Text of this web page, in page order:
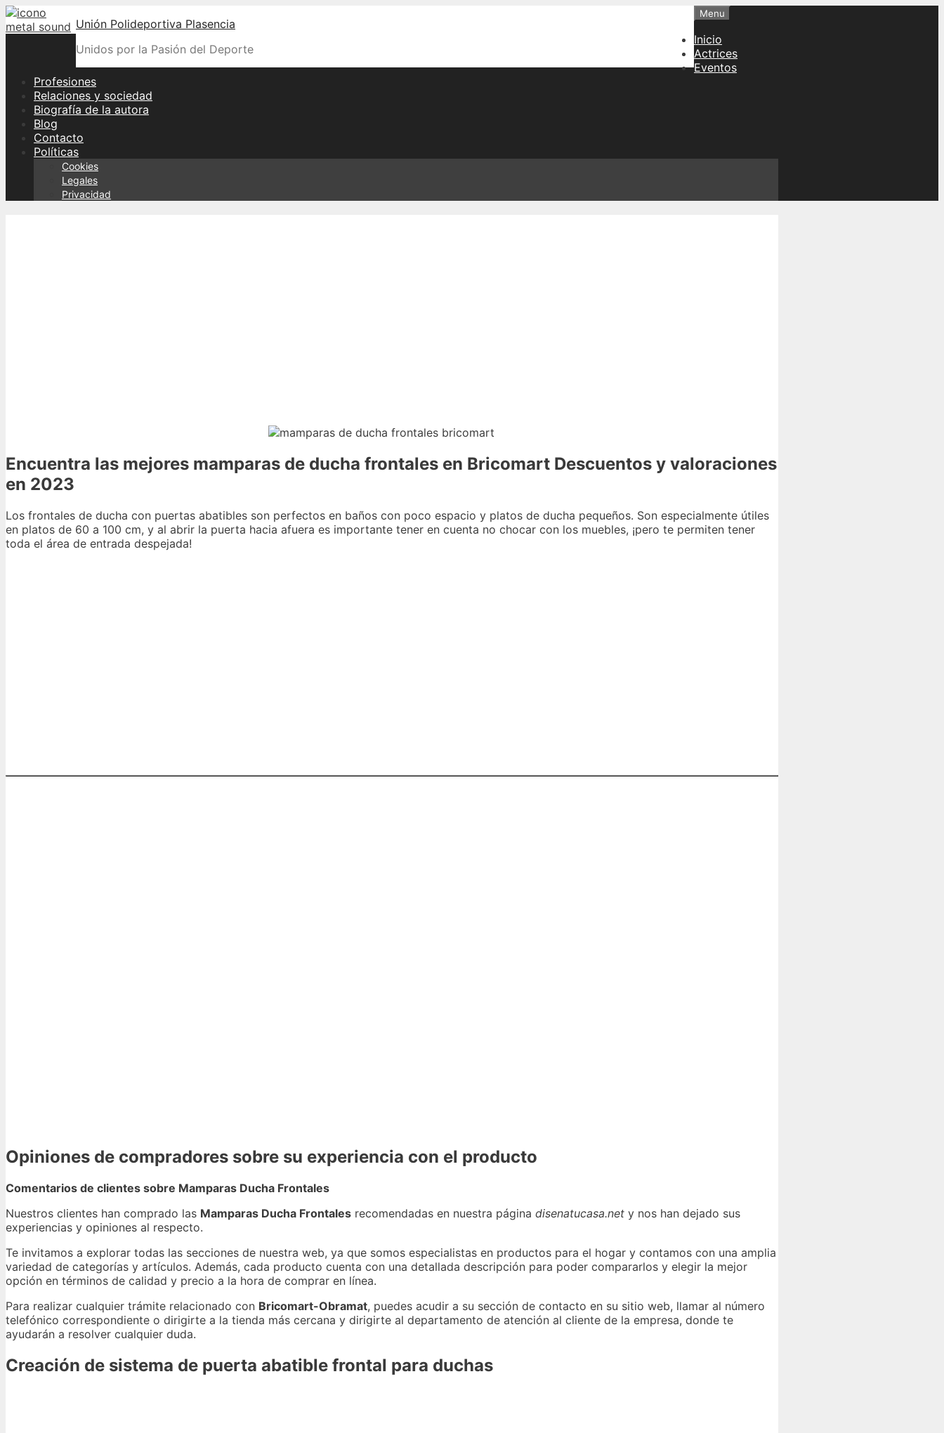
Skip
to
Unión Polideportiva Plasencia
Unidos por la Pasión del Deporte
Menu
Inicio
Actrices
Eventos
Profesiones
Relaciones y sociedad
Biografía de la autora
Blog
Contacto
Políticas
Cookies
Legales
Privacidad
Encuentra las mejores mamparas de ducha frontales en Bricomart Descuentos y valoraciones
en 2023
Los frontales de ducha con puertas abatibles son perfectos en baños con poco espacio y platos de ducha pequeños. Son especialmente útiles
en platos de 60 a 100 cm, y al abrir la puerta hacia afuera es importante tener en cuenta no chocar con los muebles, ¡pero te permiten tener
toda el área de entrada despejada!
Opiniones de compradores sobre su experiencia con el producto
Comentarios de clientes sobre Mamparas Ducha Frontales
Nuestros clientes han comprado las Mamparas Ducha Frontales recomendadas en nuestra página disenatucasa.net y nos han dejado sus
experiencias y opiniones al respecto.
Te invitamos a explorar todas las secciones de nuestra web, ya que somos especialistas en productos para el hogar y contamos con una amplia
variedad de categorías y artículos. Además, cada producto cuenta con una detallada descripción para poder compararlos y elegir la mejor
opción en términos de calidad y precio a la hora de comprar en línea.
Para realizar cualquier trámite relacionado con Bricomart-Obramat, puedes acudir a su sección de contacto en su sitio web, llamar al número
telefónico correspondiente o dirigirte a la tienda más cercana y dirigirte al departamento de atención al cliente de la empresa, donde te
ayudarán a resolver cualquier duda.
Creación de sistema de puerta abatible frontal para duchas